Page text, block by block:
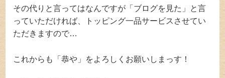
その代りと言ってはなんですが「ブログを見た」と言
っていただければ、トッピング一品サービスさせてい
ただきますので…
これからも「恭や」をよろしくお願いしまっす！